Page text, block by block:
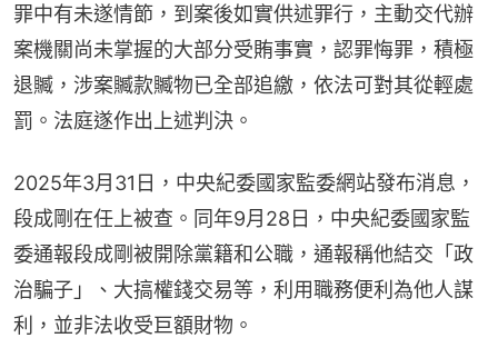
罪中有未遂情節，到案後如實供述罪行，主動交代辦
案機關尚未掌握的大部分受賄事實，認罪悔罪，積極
退贓，涉案贓款贓物已全部追繳，依法可對其從輕處
罰。法庭遂作出上述判決。
2025年3月31日，中央紀委國家監委網站發布消息，
段成剛在任上被查。同年9月28日，中央紀委國家監
委通報段成剛被開除黨籍和公職，通報稱他結交「政
治騙子」、大搞權錢交易等，利用職務便利為他人謀
利，並非法收受巨額財物。